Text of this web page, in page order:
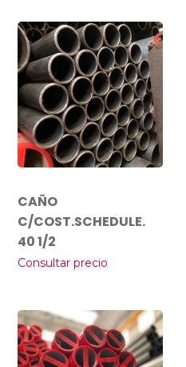
CAÑO
C/COST.SCHEDULE.
40 1/2
Consultar precio